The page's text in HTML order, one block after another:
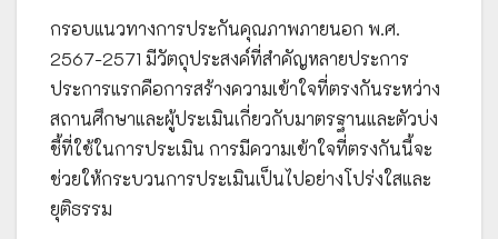
กรอบแนวทางการประกันคุณภาพภายนอก พ.ศ.
2567-2571 มีวัตถุประสงค์ที่สำคัญหลายประการ
ประการแรกคือการสร้างความเข้าใจที่ตรงกันระหว่าง
สถานศึกษาและผู้ประเมินเกี่ยวกับมาตรฐานและตัวบ่ง
ชี้ที่ใช้ในการประเมิน การมีความเข้าใจที่ตรงกันนี้จะ
ช่วยให้กระบวนการประเมินเป็นไปอย่างโปร่งใสและ
ยุติธรรม